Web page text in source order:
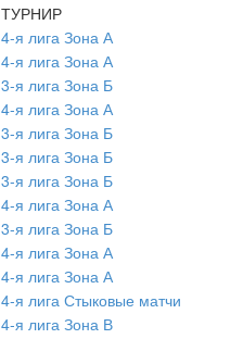
ТУРНИР
4-я лига Зона А
4-я лига Зона А
3-я лига Зона Б
4-я лига Зона А
3-я лига Зона Б
3-я лига Зона Б
3-я лига Зона Б
4-я лига Зона А
3-я лига Зона Б
4-я лига Зона А
4-я лига Зона А
4-я лига Стыковые матчи
4-я лига Зона В